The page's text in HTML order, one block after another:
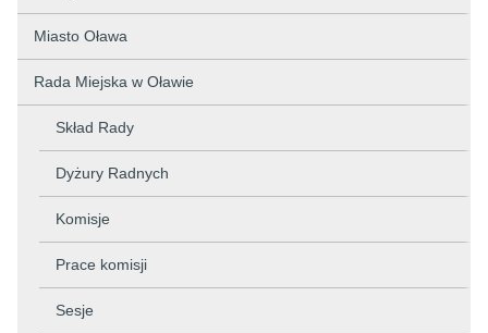
Miasto Oława
Rada Miejska w Oławie
Skład Rady
Dyżury Radnych
Komisje
Prace komisji
Sesje